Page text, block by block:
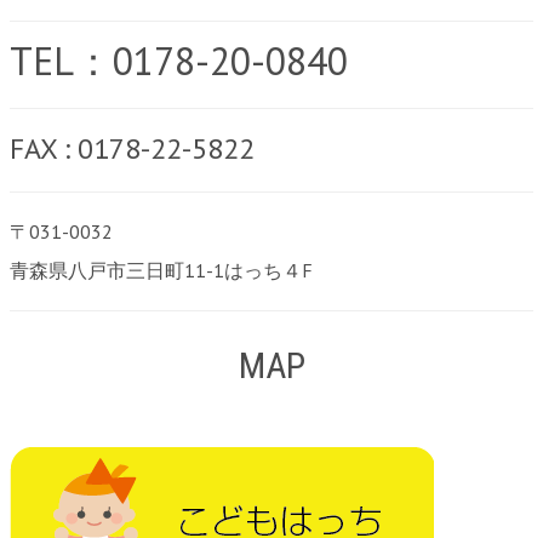
TEL：0178-20-0840
FAX : 0178-22-5822
〒031-0032
青森県八戸市三日町11-1はっち４F
MAP